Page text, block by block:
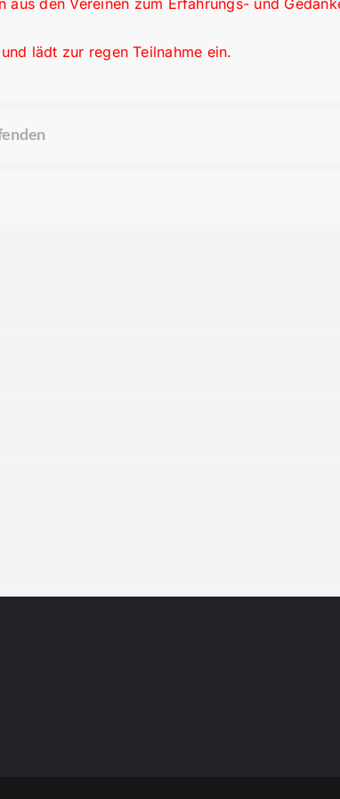
den Vereinen zum Erfahrungs- und
lädt zur regen Teilnahme ein.